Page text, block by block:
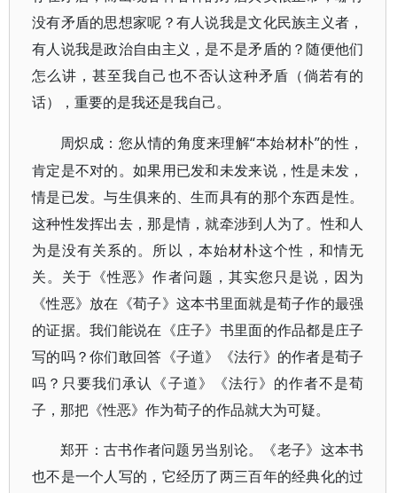
没有矛盾的思想家呢？有人说我是文化民族主义者，
有人说我是政治自由主义，是不是矛盾的？随便他们
怎么讲，甚至我自己也不否认这种矛盾（倘若有的
话），重要的是我还是我自己。
周炽成：您从情的角度来理解“本始材朴”的性，
肯定是不对的。如果用已发和未发来说，性是未发，
情是已发。与生俱来的、生而具有的那个东西是性。
这种性发挥出去，那是情，就牵涉到人为了。性和人
为是没有关系的。所以，本始材朴这个性，和情无
关。关于《性恶》作者问题，其实您只是说，因为
《性恶》放在《荀子》这本书里面就是荀子作的最强
的证据。我们能说在《庄子》书里面的作品都是庄子
写的吗？你们敢回答《子道》《法行》的作者是荀子
吗？只要我们承认《子道》《法行》的作者不是荀
子，那把《性恶》作为荀子的作品就大为可疑。
郑开：古书作者问题另当别论。《老子》这本书
也不是一个人写的，它经历了两三百年的经典化的过